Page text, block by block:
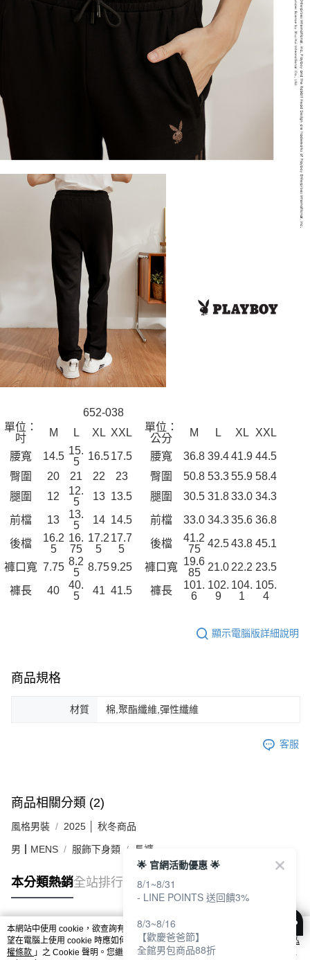
652-038
單位：
吋
M L XL XXL
單位：
公分
M L XL
XXL
腰寬
14.5 15.
5
16.517.5 腰寬 36.8 39.4 41.9 44.5
臀圍
20 21 22 23 臀圍 50.8 53.3 55.9 58.4
腿圍
12
12.
5
13 13.5 腿圍 30.5 31.8 33.0 34.3
前檔
13
13.
5
14 14.5 前檔 33.0 34.3 35.6 36.8
後檔
16.2
5
16.
75
17.2
5
17.7
5
後檔
41.2
75
42.5 43.8 45.1
褲口寬 7.75 8.2
5
8.759.25 褲口寬 19.6
85
21.0 22.2 23.5
褲長
40
40.
5
41 41.5 褲長
101.
6
102.
9
104.
1
105.
4
顯示電腦版詳細說明
商品規格
材質 棉,聚酯纖維,彈性纖維
客服
商品相關分類 (2)
風格男裝 2025 │ 秋冬商品
男┃MENS 服飾下身類 長褲
本分類熱銷全站排行
熱門標籤
本網站中使用 cookie，欲查詢有關本網站使用 cookie 方式之詳情，及若您不希
望在電腦上使用 cookie 時應如何變更電腦的 cookie 設定，請參閱本網站「
隱私
權條款 」之 Cookie 聲明。您繼續使用本網站即表示您同意本公司得按本網站使
🌟 官網活動優惠 🌟
8/1~8/31
- LINE POINTS 送回饋3%
8/3~8/16
【歡慶爸爸節】
全館男包商品88折